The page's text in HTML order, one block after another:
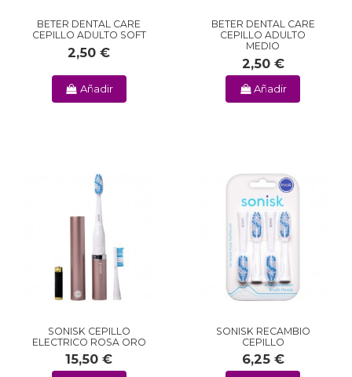
BETER DENTAL CARE
CEPILLO ADULTO SOFT
2,50 €
Añadir
BETER DENTAL CARE
CEPILLO ADULTO
MEDIO
2,50 €
Añadir
SONISK CEPILLO
ELECTRICO ROSA ORO
15,50 €
SONISK RECAMBIO
CEPILLO
6,25 €